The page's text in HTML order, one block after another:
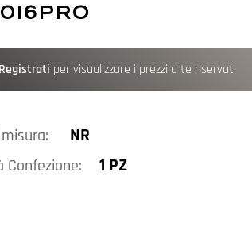
Registrati per visualizzare i prezzi a te riservati
NR
Confezione: 1 PZ